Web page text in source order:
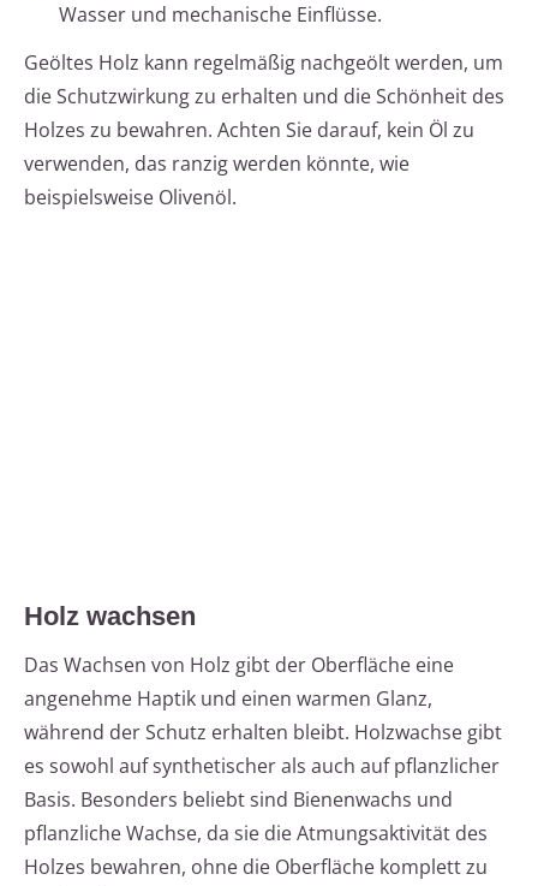
Wasser und mechanische Einflüsse.
Geöltes Holz kann regelmäßig nachgeölt werden, um
die Schutzwirkung zu erhalten und die Schönheit des
Holzes zu bewahren. Achten Sie darauf, kein Öl zu
verwenden, das ranzig werden könnte, wie
beispielsweise Olivenöl.
Holz wachsen
Das Wachsen von Holz gibt der Oberfläche eine
angenehme Haptik und einen warmen Glanz,
während der Schutz erhalten bleibt. Holzwachse gibt
es sowohl auf synthetischer als auch auf pflanzlicher
Basis. Besonders beliebt sind Bienenwachs und
pflanzliche Wachse, da sie die Atmungsaktivität des
Holzes bewahren, ohne die Oberfläche komplett zu